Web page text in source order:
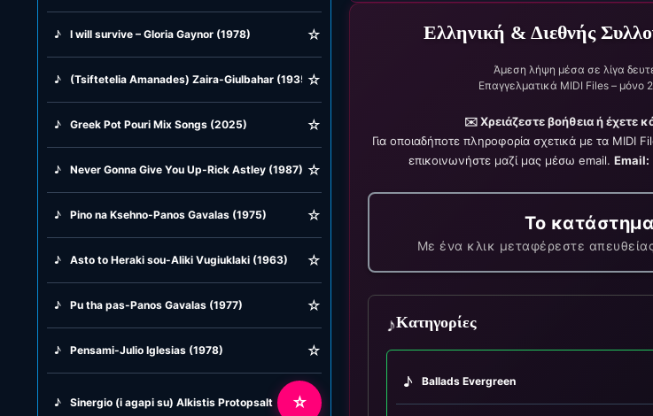
♪ I will survive – Gloria Gaynor (1978) ☆
♪ (Tsiftetelia Amanades) Zaira-Giulbahar (1935)☆
♪ Greek Pot Pouri Mix Songs (2025) ☆
♪ Never Gonna Give You Up-Rick Astley (1987) ☆
♪ Pino na Ksehno-Panos Gavalas (1975) ☆
♪ Asto to Heraki sou-Aliki Vugiuklaki (1963) ☆
♪ Pu tha pas-Panos Gavalas (1977) ☆
♪ Pensami-Julio Iglesias (1978) ☆
♪ Sinergio (i agapi su) Alkistis Protopsalti (1997)
☆
Ελληνική & Διεθνής
Άμεση λήψη μέσα σε λίγα
Επαγγελματικά MIDI Files – μόνο
✉️ Χρειάζεστε βοήθεια ή έχετε
Για οποιαδήποτε πληροφορία σχετικά με τα MIDI
επικοινωνήστε μαζί μας μέσω email. Email:
Το κατάστημα
Με ένα κλικ μεταφέρεστε
♪Κατηγορίες
♪ Ballads Evergreen